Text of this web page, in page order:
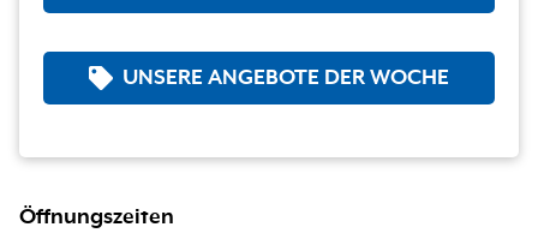
UNSERE ANGEBOTE DER WOCHE
Öffnungszeiten